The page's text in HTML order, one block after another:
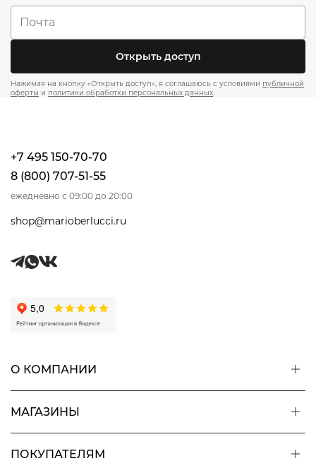
Открыть доступ
Нажимая на кнопку «Открыть доступ», я соглашаюсь с условиями публичной
оферты и политики обработки персональных данных.
+7 495 150-70-70
8 (800) 707-51-55
ежедневно с 09:00 до 20:00
shop@marioberlucci.ru
О КОМПАНИИ
МАГАЗИНЫ
ПОКУПАТЕЛЯМ